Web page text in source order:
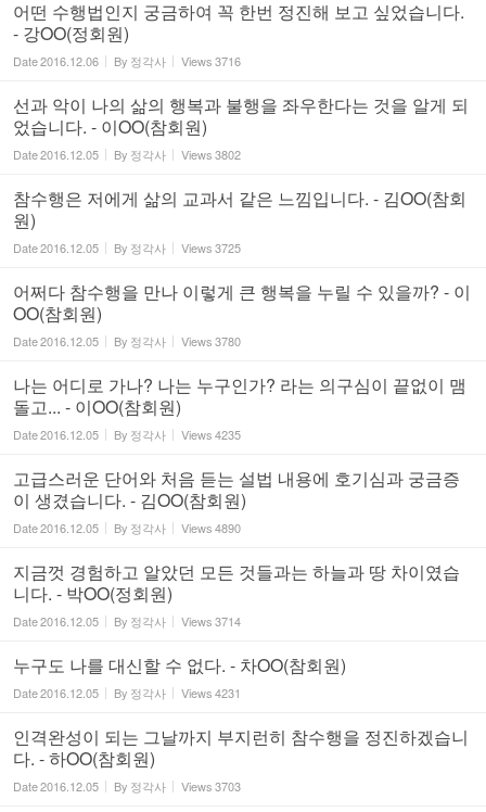
어떤 수행법인지 궁금하여 꼭 한번 정진해 보고 싶었습니다.
- 강OO(정회원)
Date2016.12.06 By 정각사 Views3716
선과 악이 나의 삶의 행복과 불행을 좌우한다는 것을 알게 되
었습니다. - 이OO(참회원)
Date2016.12.05 By 정각사 Views3802
참수행은 저에게 삶의 교과서 같은 느낌입니다. - 김OO(참회
원)
Date2016.12.05 By 정각사 Views3725
어쩌다 참수행을 만나 이렇게 큰 행복을 누릴 수 있을까? - 이
OO(참회원)
Date2016.12.05 By 정각사 Views3780
나는 어디로 가나? 나는 누구인가? 라는 의구심이 끝없이 맴
돌고... - 이OO(참회원)
Date2016.12.05 By 정각사 Views4235
고급스러운 단어와 처음 듣는 설법 내용에 호기심과 궁금증
이 생겼습니다. - 김OO(참회원)
Date2016.12.05 By 정각사 Views4890
지금껏 경험하고 알았던 모든 것들과는 하늘과 땅 차이였습
니다. - 박OO(정회원)
Date2016.12.05 By 정각사 Views3714
누구도 나를 대신할 수 없다. - 차OO(참회원)
Date2016.12.05 By 정각사 Views4231
인격완성이 되는 그날까지 부지런히 참수행을 정진하겠습니
다. - 하OO(참회원)
Date2016.12.05 By 정각사 Views3703